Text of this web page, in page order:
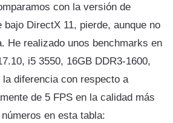
con la versión de
DirectX 11, pierde, aunque no
He realizado unos benchmarks en
i5 3550, 16GB DDR3-1600,
la diferencia con respecto a
de 5 FPS en la calidad más
en esta tabla: